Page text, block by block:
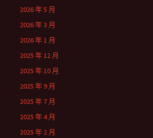
2026 年 5 月
2026 年 3 月
2026 年 1 月
2025 年 12 月
2025 年 10 月
2025 年 9 月
2025 年 7 月
2025 年 4 月
2025 年 2 月